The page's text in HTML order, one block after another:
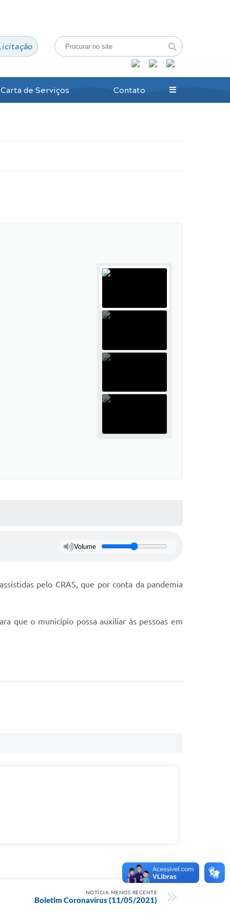
Carta de Serviços Contato
Volume
pelo CRAS, que por conta da pandemia
que o município possa auxiliar às pessoas em
NOTÍCIA MENOS RECENTE
Boletim Coronavírus (11/05/2021)